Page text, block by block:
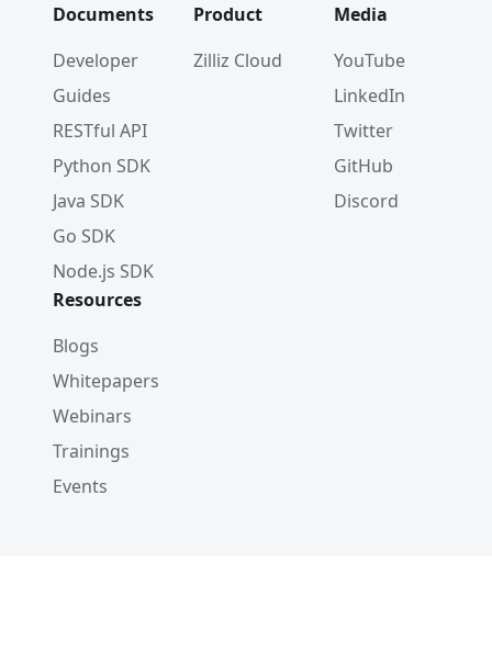
Documents
Developer
Guides
RESTful API
Python SDK
Java SDK
Go SDK
Node.js SDK
Product
Zilliz Cloud
Media
YouTube
LinkedIn
Twitter
GitHub
Discord
Resources
Blogs
Whitepapers
Webinars
Trainings
Events